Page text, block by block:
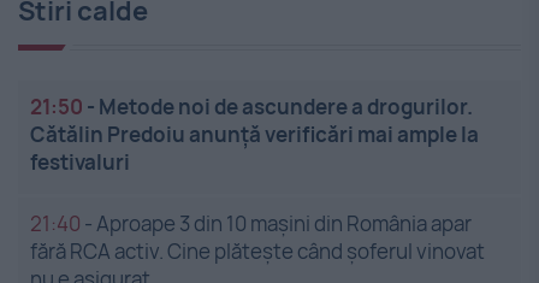
Stiri calde
21:50 - Metode noi de ascundere a drogurilor.
Cătălin Predoiu anunță verificări mai ample la
festivaluri
21:40 -Aproape 3 din 10 mașini din România apar
fără RCA activ. Cine plătește când șoferul vinovat